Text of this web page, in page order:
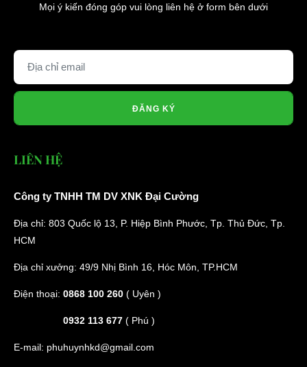
Mọi ý kiến đóng góp vui lòng liên hệ ở form bên dưới
ĐĂNG KÝ
LIÊN HỆ
Công ty TNHH TM DV XNK Đại Cường
Địa chỉ: 803 Quốc lộ 13, P. Hiệp Bình Phước, Tp. Thủ Đức, Tp.
HCM
Địa chỉ xưởng: 49/9 Nhị Bình 16, Hóc Môn, TP.HCM
Điện thoại: 0868 100 260 ( Uyên )
0932 113 677 ( Phú )
E-mail: phuhuynhkd@gmail.com